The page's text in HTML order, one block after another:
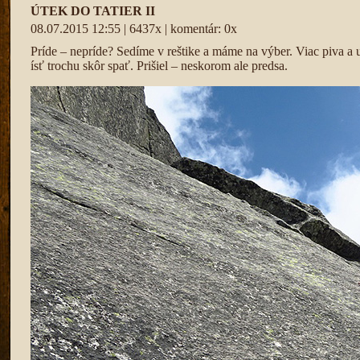
ÚTEK DO TATIER II
08.07.2015 12:55 | 6437x | komentár: 0x
Príde – nepríde? Sedíme v reštike a máme na výber. Viac piva
ísť trochu skôr spať. Prišiel – neskorom ale predsa.